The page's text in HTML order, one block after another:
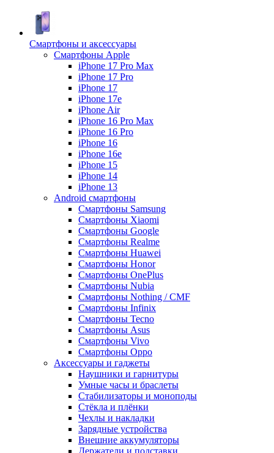
Смартфоны и аксессуары
Смартфоны Apple
iPhone 17 Pro Max
iPhone 17 Pro
iPhone 17
iPhone 17e
iPhone Air
iPhone 16 Pro Max
iPhone 16 Pro
iPhone 16
iPhone 16e
iPhone 15
iPhone 14
iPhone 13
Android cмартфоны
Смартфоны Samsung
Смартфоны Xiaomi
Смартфоны Google
Смартфоны Realme
Смартфоны Huawei
Смартфоны Honor
Смартфоны OnePlus
Смартфоны Nubia
Смартфоны Nothing / CMF
Смартфоны Infinix
Смартфоны Tecno
Смартфоны Asus
Смартфоны Vivo
Смартфоны Oppo
Аксессуары и гаджеты
Наушники и гарнитуры
Умные часы и браслеты
Стабилизаторы и моноподы
Стёкла и плёнки
Чехлы и накладки
Зарядные устройства
Внешние аккумуляторы
Держатели и подставки